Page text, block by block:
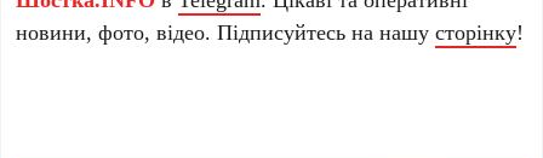
новини, фото, відео. Підписуйтесь на нашусторінку!